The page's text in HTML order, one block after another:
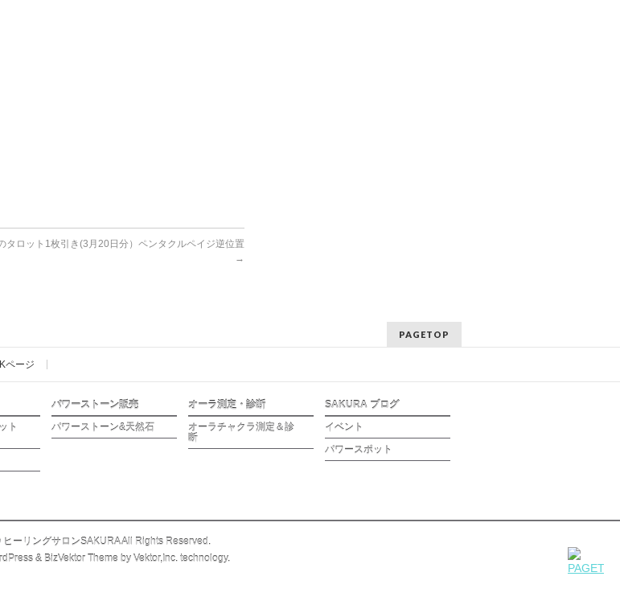
タロット1枚引き(3月20日分）ペンタクルペイジ逆位置
→
PAGETOP
ページ
ト
パワーストーン販売
パワーストーン&天然石
オーラ測定・診断
オーラチャクラ測定＆診
断
SAKURA ブログ
イベント
パワースポット
ヒーリングサロンSAKURAAll Rights Reserved.
& BizVektor Theme by Vektor,Inc.technology.